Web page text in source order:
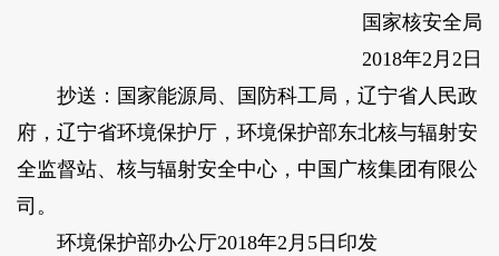
国家核安全局
2018年2月2日
抄送：国家能源局、国防科工局，辽宁省人民政
府，辽宁省环境保护厅，环境保护部东北核与辐射安
全监督站、核与辐射安全中心，中国广核集团有限公
司。
环境保护部办公厅2018年2月5日印发